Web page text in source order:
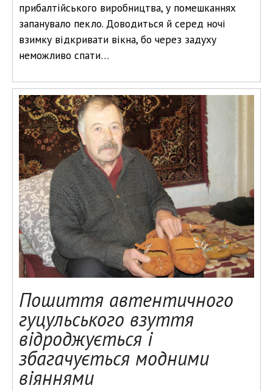
прибалтійського виробництва, у помешканнях
запанувало пекло. Доводиться й серед ночі
взимку відкривати вікна, бо через задуху
неможливо спати…
Пошиття автентичного
гуцульського взуття
відроджується і
збагачується модними
віяннями